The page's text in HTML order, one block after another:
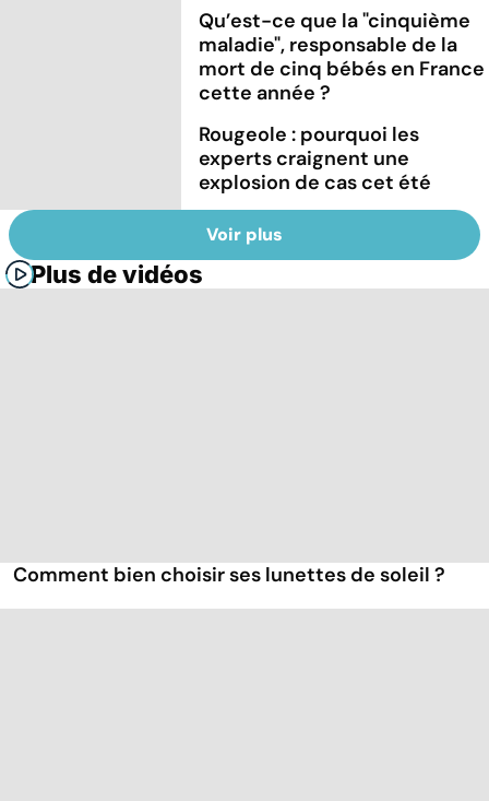
Qu’est-ce que la "cinquième
maladie", responsable de la
mort de cinq bébés en France
cette année ?
Rougeole : pourquoi les
experts craignent une
explosion de cas cet été
Voir plus
Plus de vidéos
Comment bien choisir ses lunettes de soleil ?